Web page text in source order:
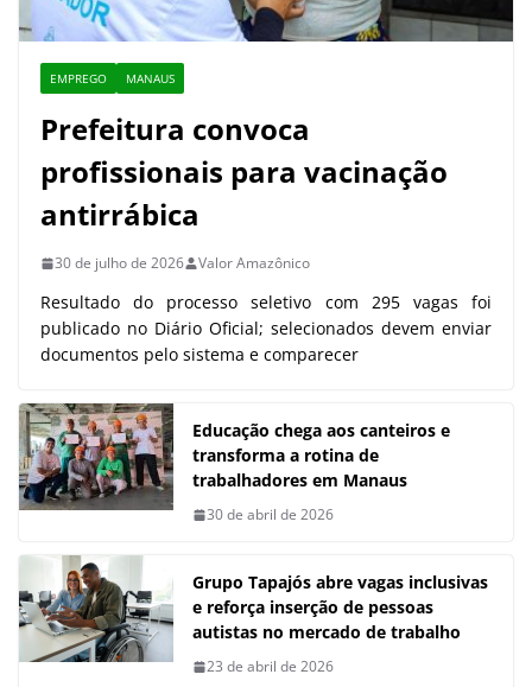
EMPREGO MANAUS
Prefeitura convoca
profissionais para vacinação
antirrábica
30 de julho de 2026 Valor Amazônico
Resultado do processo seletivo com 295 vagas foi
publicado no Diário Oficial; selecionados devem enviar
documentos pelo sistema e comparecer
Educação chega aos canteiros e
transforma a rotina de
trabalhadores em Manaus
30 de abril de 2026
Grupo Tapajós abre vagas inclusivas
e reforça inserção de pessoas
autistas no mercado de trabalho
23 de abril de 2026